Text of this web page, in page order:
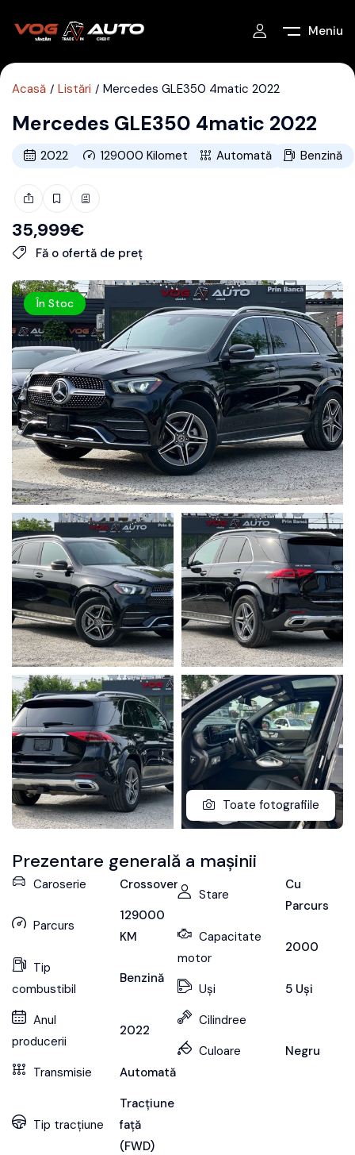
Meniu
Acasă Listări Mercedes GLE350 4matic 2022
Mercedes GLE350 4matic 2022
2022 129000 Kilometri Automată Benzină
35,999€
Fă o ofertă de preț
În Stoc
Toate fotografiile
Prezentare generală a mașinii
Caroserie Crossover
Parcurs
129000
KM
Tip
combustibil
Benzină
Anul
producerii
2022
Transmisie Automată
Tip tracțiune
Tracțiune
față
(FWD)
Stare
Cu
Parcurs
Capacitate
motor
2000
Uși
5 Uși
Cilindree
Culoare
Negru